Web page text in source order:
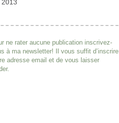
2013
ne rater aucune publication inscrivez-
à ma newsletter! Il vous suffit d’inscrire
adresse email et de vous laisser